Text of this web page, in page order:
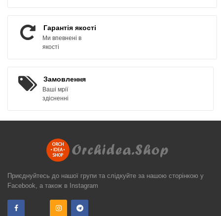
Гарантія якості
Ми впевнені в
якості
Замовлення
Ваші мрії
здісненні
Приєднуйтесь до нашої групи та слідкуйте за нашою сторінкою у
Facebook, а також в Instagram